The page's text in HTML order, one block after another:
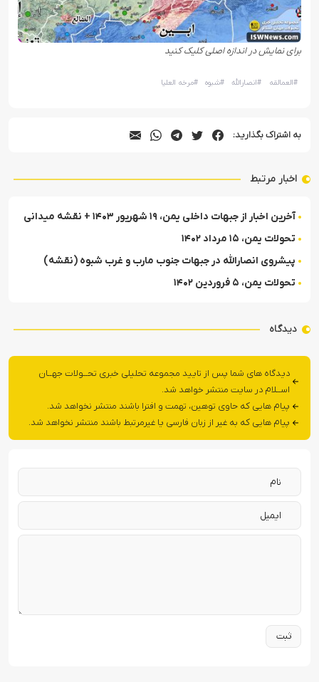
برای نمایش در اندازه اصلی کلیک کنید
#العمالقه #انصارالله #شبوه #مرخه العلیا
به اشتراک بگذارید:
اخبار مرتبط
آخرین اخبار از جبهات داخلی یمن، ۱۹ شهریور ۱۴۰۳ + نقشه میدانی
تحولات یمن، ۱۵ مرداد ۱۴۰۲
پیشروی انصارالله در جبهات جنوب مارب و غرب شبوه (نقشه)
تحولات یمن، ۵ فروردین ۱۴۰۲
دیدگاه
دیدگاه های شما پس از تایید مجموعه تحلیلی خبری تحــولات جهــان
اســلام در سایت منتشر خواهد شد.
پیام هایی که حاوی توهین، تهمت و افترا باشند منتشر نخواهد شد.
پیام هایی که به غیر از زبان فارسی یا غیرمرتبط باشند منتشر نخواهد شد.